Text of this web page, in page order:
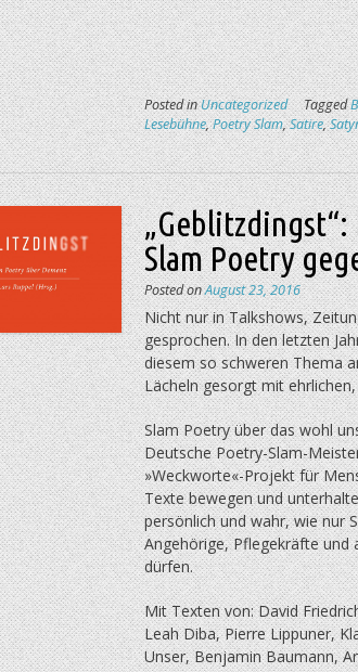
Posted inUncategorized Tagged
Lesebühne,Poetry Slam,Satire,
Slam Poetry
Posted onAugust 23, 2016
Nicht nur in Talkshows,
gesprochen. In den letzten
diesem so schweren Thema
Lächeln gesorgt mit
Slam Poetry über das wohl
Deutsche Poetry-Slam-
»Weckworte«-Projekt für
Texte bewegen und
persönlich und wahr, wie nur
Angehörige, Pflegekräfte und
dürfen.
Mit Texten von: David
Leah Diba, Pierre Lippuner,
Unser, Benjamin Baumann,